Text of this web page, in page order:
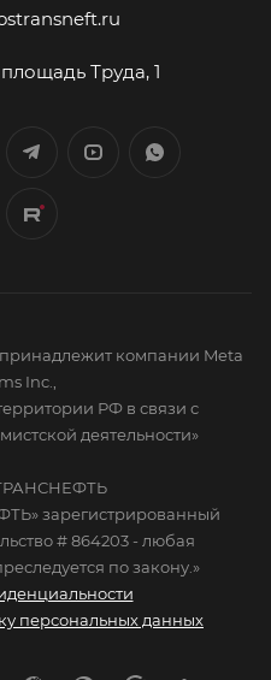
Труда, 1
компании Meta
Inc.,
РФ в связи с
деятельности»
зарегистрированный
# 864203 - любая
по закону.»
персональных данных